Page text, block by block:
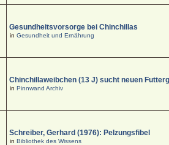
Gesundheitsvorsorge bei Chinchillas
inGesundheit und Ernährung
Chinchillaweibchen (13 J) sucht neuen
inPinnwand Archiv
Schreiber, Gerhard (1976): Pelzungsfibel
inBibliothek des Wissens